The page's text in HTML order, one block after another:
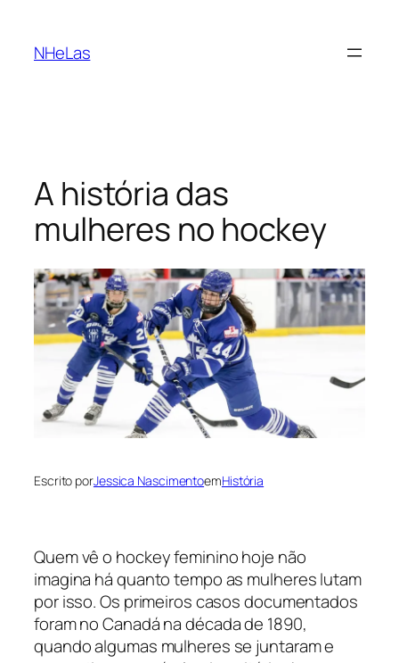
NHeLas
A história das
mulheres no hockey
Escrito porJessica NascimentoemHistória
Quem vê o hockeyfeminino hoje não
imagina há quanto tempo as mulheres lutam
por isso. Os primeiros casos documentados
foram no Canadá na década de 1890,
quando algumas mulheres se juntaram e